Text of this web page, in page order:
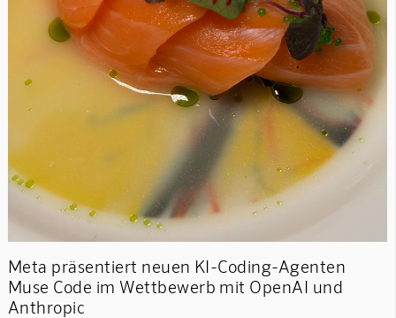
Meta präsentiert neuen KI-Coding-Agenten
Muse Code im Wettbewerb mit OpenAI und
Anthropic